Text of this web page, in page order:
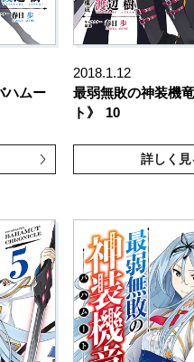
ハムー
2018.1.12
最弱無敗の神装機
ト》
10
詳しく見